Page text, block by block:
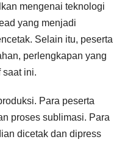
mengenai teknologi
yang menjadi
Selain itu, peserta
perlengkapan yang
saat ini.
Para peserta
proses sublimasi. Para
dicetak dan dipress